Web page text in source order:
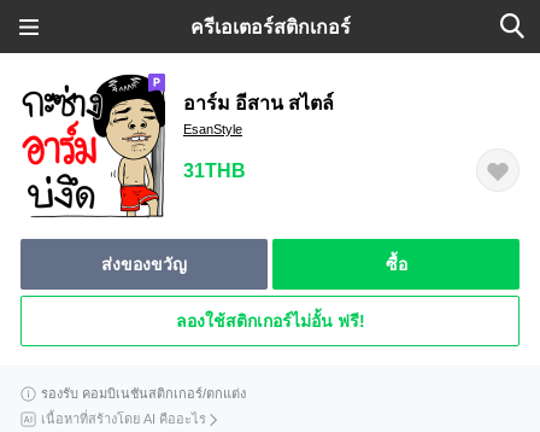
ครีเอเตอร์สติกเกอร์
อาร์ม อีสาน สไตล์
EsanStyle
31THB
ส่งของขวัญ ซื้อ
ลองใช้สติกเกอร์ไม่อั้น ฟรี!
รองรับ คอมบิเนชันสติกเกอร์/ตกแต่ง
เนื้อหาที่สร้างโดย AI คืออะไร